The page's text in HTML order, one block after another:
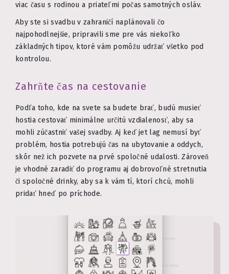
viac času s rodinou a priateľmi počas samotných osláv.
Aby ste si svadbu v zahraničí naplánovali čo
najpohodlnejšie, pripravili sme pre vás niekoľko
základných tipov, ktoré vám pomôžu udržať všetko pod
kontrolou.
Zahrňte čas na cestovanie
Podľa toho, kde na svete sa budete brať, budú musieť
hostia cestovať minimálne určitú vzdialenosť, aby sa
mohli zúčastniť vašej svadby. Aj keď jet lag nemusí byť
problém, hostia potrebujú čas na ubytovanie a oddych,
skôr než ich pozvete na prvé spoločné udalosti. Zároveň
je vhodné zaradiť do programu aj dobrovoľné stretnutia
či spoločné drinky, aby sa k vám tí, ktorí chcú, mohli
pridať hneď po príchode.